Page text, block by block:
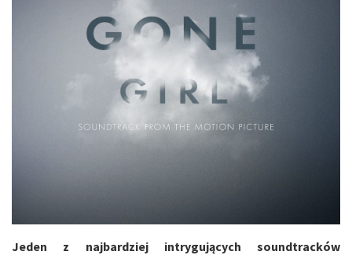
Jeden z najbardziej intrygujących soundtracków